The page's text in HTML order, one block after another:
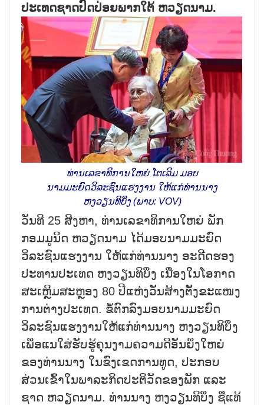
ປະເທດຊາດປົດປ່ອຍພາກໃຕ້ ຫວຽດນາມ.
ທ່ານເລຂາທິການໃຫຍ່ ໂຕເລິມ ມອບ
ນາມມະຍົດວິລະຊົນແຮງງານ ໃຫ້ແກ່ທ່ານນາງ
ຫງວຽນທິບິ່ງ (ພາບ: VOV)
ວັນທີ 25 ສິງຫາ, ທ່ານເລຂາທິການໃຫຍ່ ພັກ
ກອມມູນິດ ຫວຽດນາມ ໄດ້ມອບນາມມະຍົດ
ວິລະຊົນແຮງງານ ໃຫ້ແກ່ທ່ານນາງ ອະດີດຮອງ
ປະທານປະເທດ ຫງວຽນທິບິ່ງ ເນື່ອງໃນໂອກາດ
ສະເຫຼີມສະຫຼອງ 80 ປີແຫ່ງວັນສ້າງຕັ້ງຂະແໜງ
ການຕ່າງປະເທດ. ຂໍ້ຕົກລົງມອບນາມມະຍົດ
ວິລະຊົນແຮງງານໃຫ້ແກ່ທ່ານນາງ ຫງວຽນທິບິ່ງ
ເພື່ອແນໃສ່ຮັບຮູ້ຄຸນງາມຄວາມດີອັນຍິ່ງໃຫຍ່
ຂອງທ່ານນາງ ໃນຂົງເຂດການທູດ, ປະກອບ
ສ່ວນເຂົ້າໃນພາລະກິດປະຕິວັດຂອງພັກ ແລະ
ຊາດ ຫວຽດນາມ. ທ່ານນາງ ຫງວຽນທິບິ່ງ ຊື່ແທ້